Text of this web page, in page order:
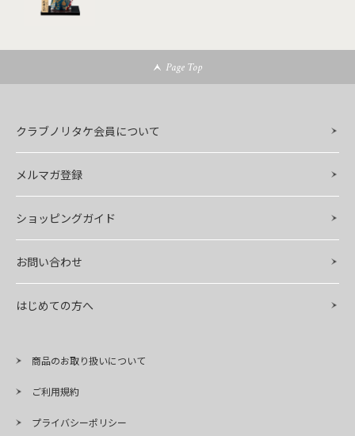
Page Top
クラブノリタケ会員について
メルマガ登録
ショッピングガイド
お問い合わせ
はじめての方へ
商品のお取り扱いについて
ご利用規約
プライバシーポリシー